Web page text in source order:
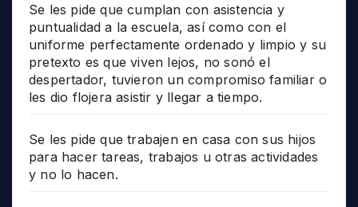
Se les pide que cumplan con asistencia y
puntualidad a la escuela, así como con el
uniforme perfectamente ordenado y limpio y su
pretexto es que viven lejos, no sonó el
despertador, tuvieron un compromiso familiar o
les dio flojera asistir y llegar a tiempo.
Se les pide que trabajen en casa con sus hijos
para hacer tareas, trabajos u otras actividades
y no lo hacen.